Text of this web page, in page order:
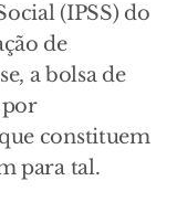
(IPSS) do
de
a bolsa de
por
constituem
para tal.